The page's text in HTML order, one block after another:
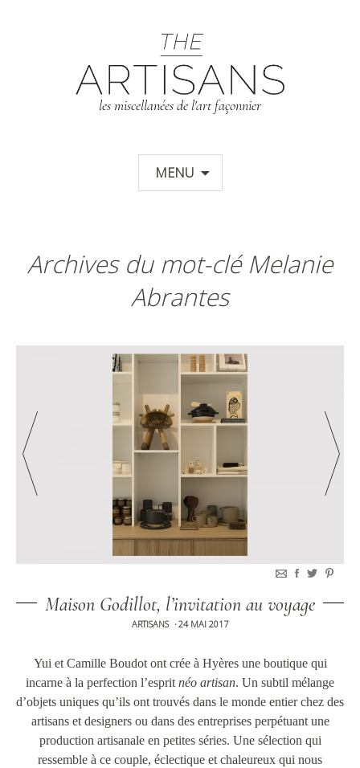
les miscellanées de l'art façonnier
MENU
Archives du mot-clé Melanie
Abrantes
Maison Godillot, l’invitation au voyage
ARTISANS •24 MAI 2017
Yui et Camille Boudot ont crée à Hyères une boutique qui
incarne à la perfection l’esprit néo artisan. Un subtil mélange
d’objets uniques qu’ils ont trouvés dans le monde entier chez des
artisans et designers ou dans des entreprises perpétuant une
production artisanale en petites séries. Une sélection qui
ressemble à ce couple, éclectique et chaleureux qui nous